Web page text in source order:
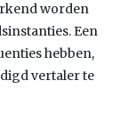
worden
Een
hebben,
vertaler te